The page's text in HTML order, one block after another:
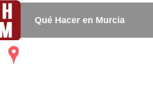
Qué Hacer en Murcia